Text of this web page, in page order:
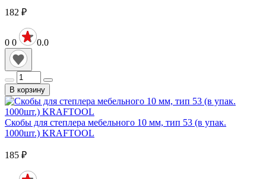
182 ₽
0 0 0.0
В корзину
Скобы для степлера мебельного 10 мм, тип 53 (в упак.
1000шт.) KRAFTOOL
185 ₽